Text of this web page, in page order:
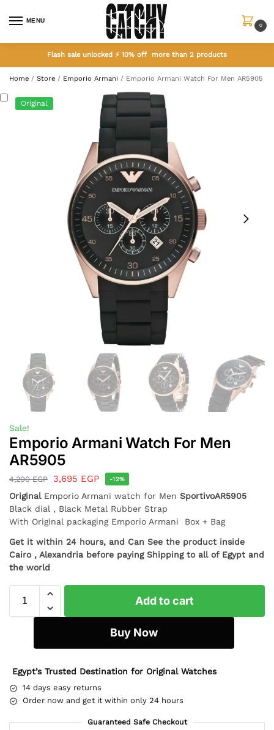
MENU
0
Flash sale unlocked ⚡ 10% off more than 2 products
Home / Store / Emporio Armani / Emporio Armani Watch For Men AR5905
Original
Sale!
Emporio Armani Watch For Men
AR5905
4,200EGP 3,695 EGP -12%
OriginalEmporio Armani watch for Men SportivoAR5905
Black dial , Black Metal Rubber Strap
With Original packaging Emporio Armani Box + Bag
Get it within 24 hours, and Can See the product inside
Cairo , Alexandria before paying Shipping to all of Egypt and
the world
Add to cart
Buy Now
Egypt’s Trusted Destination for Original Watches
14 days easy returns
Order now and get it within only 24 hours
Guaranteed Safe Checkout